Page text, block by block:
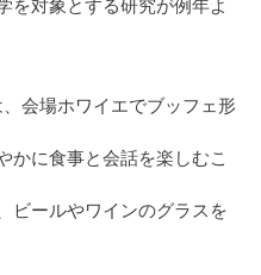
会場ホワイエでブッフェ形
かに食事と会話を楽しむこ
ビールやワインのグラスを